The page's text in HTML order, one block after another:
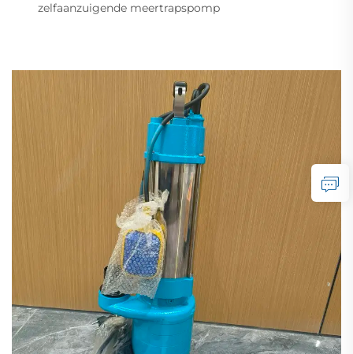
zelfaanzuigende meertrapspomp